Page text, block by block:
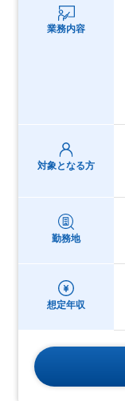
業務内容
対象となる方
勤務地
想定年収